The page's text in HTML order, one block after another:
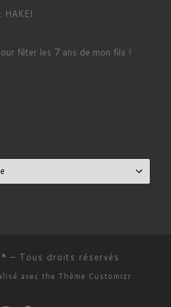
HAKEI
fêter les 7 ans de mon fils !
– Tous droits réservés
avec the Thème Customizr